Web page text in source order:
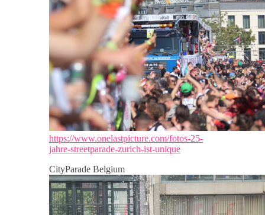
https://www.onelastpicture.com/fotos-25-
jahre-streetparade-zurich-ist-unique
CityParade Belgium